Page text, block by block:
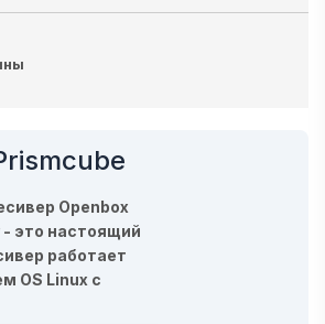
Openbox
это настоящий
работает
OS Linux c